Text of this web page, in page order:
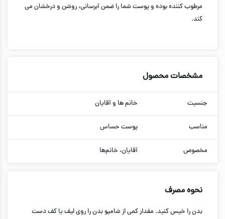
مرطوب کننده بوده و پوست شما را ضمن آبرسانی، روشن و درخشان می
کند.
مشخصات محصول
جنسیت خانم ها و آقایان
مناسب پوست حساس
مخصوص آقایان، خانم‌ها
نحوه مصرف
بدن را خیس کنید. مقدار کمی از شامپو بدن را روی لیف یا کف دست